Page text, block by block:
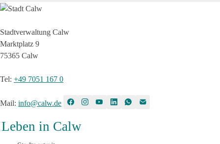
Stadtverwaltung Calw
Marktplatz 9
75365 Calw
Tel: +49 7051 167 0
Mail: info@calw.de
Leben in Calw